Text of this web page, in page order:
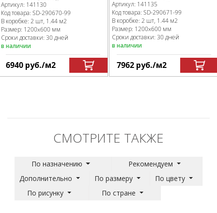
Артикул: 141130
Код товара: SD-290670-99
В коробке: 2 шт, 1.44 м2
Размер: 1200x600 мм
Сроки доставки: 30 дней
в наличии
6940 руб./м2
Артикул: 141135
Код товара: SD-290671-99
В коробке: 2 шт, 1.44 м2
Размер: 1200x600 мм
Сроки доставки: 30 дней
в наличии
7962 руб./м2
СМОТРИТЕ ТАКЖЕ
По назначению
Рекомендуем
Дополнительно
По размеру
По цвету
По рисунку
По стране